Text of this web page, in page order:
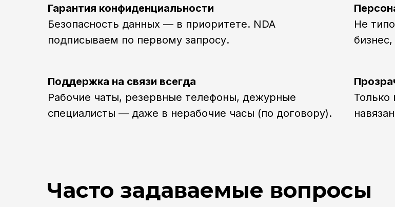
Поддержка на связи всегда
Рабочие чаты, резервные телефоны, дежурные
специалисты — даже в нерабочие часы (по договору).
Только
Не
Гарантия конфиденциальности
Безопасность данных — в приоритете. NDA
подписываем по первому запросу.
Часто задаваемые вопросы